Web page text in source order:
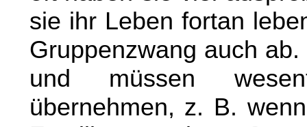
sie ihr Leben fortan
Gruppenzwang auch
und müssen
übernehmen, z. B.